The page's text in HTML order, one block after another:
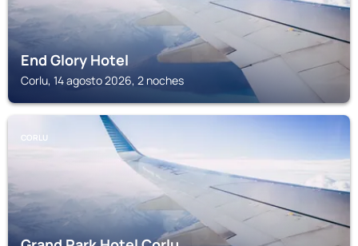
End Glory Hotel
Corlu, 14 agosto 2026, 2 noches
CORLU